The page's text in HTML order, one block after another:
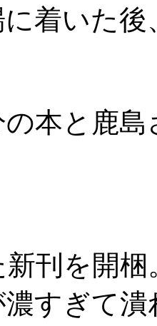
着いた
本と鹿
刊を開梱
すぎて